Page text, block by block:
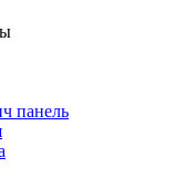
панель